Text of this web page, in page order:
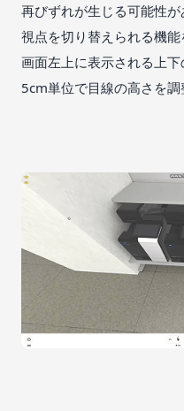
再びずれが生じる可能性
視点を切り替えられる機能
画面左上に表示される上下
5cm単位で目線の高さを調